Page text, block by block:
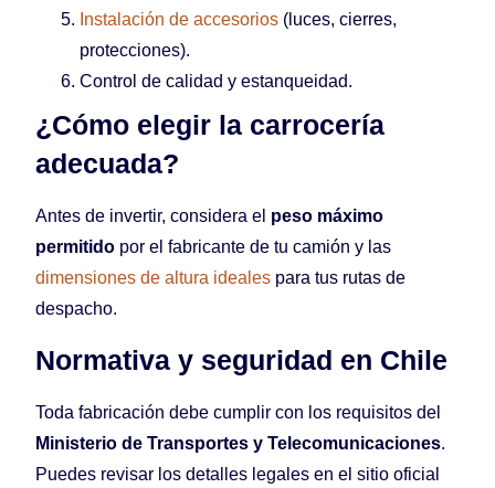
Instalación de accesorios (luces, cierres,
protecciones).
Control de calidad y estanqueidad.
¿Cómo elegir la carrocería
adecuada?
Antes de invertir, considera el peso máximo
permitido por el fabricante de tu camión y las
dimensiones de altura ideales para tus rutas de
despacho.
Normativa y seguridad en Chile
Toda fabricación debe cumplir con los requisitos del
Ministerio de Transportes y Telecomunicaciones.
Puedes revisar los detalles legales en el sitio oficial